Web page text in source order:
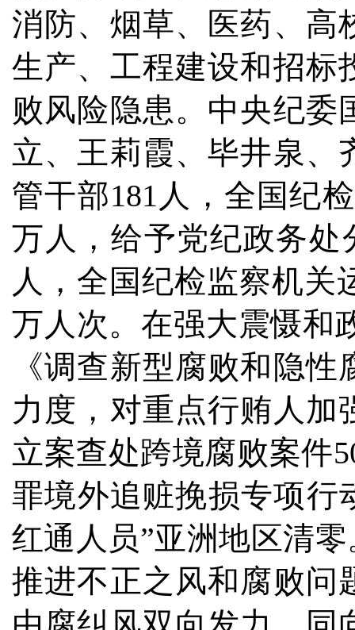
消防、烟草、医药、高
生产、工程建设和招标
败风险隐患。中央纪委
立、王莉霞、毕井泉、
管干部181人，全国纪
万人，给予党纪政务处
人，全国纪检监察机关
万人次。在强大震慑和
《调查新型腐败和隐
力度，对重点行贿人加
立案查处跨境腐败案件
罪境外追赃挽损专项行
红通人员”亚洲地区清
推进不正之风和腐败问